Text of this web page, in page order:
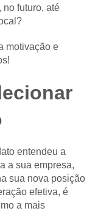
no futuro, até
motivação e
entendeu a
a sua empresa,
sua nova posição
efetiva, é
a mais